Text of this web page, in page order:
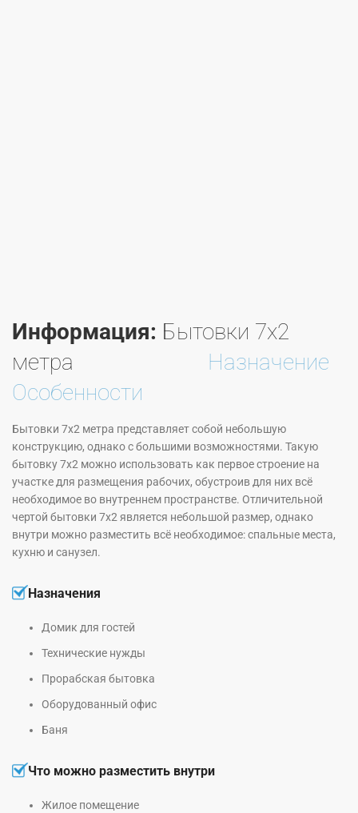
Информация: Бытовки 7х2
метра Назначение
Особенности
Бытовки 7х2 метра представляет собой небольшую
конструкцию, однако с большими возможностями. Такую
бытовку 7х2 можно использовать как первое строение на
участке для размещения рабочих, обустроив для них всё
необходимое во внутреннем пространстве. Отличительной
чертой бытовки 7х2 является небольшой размер, однако
внутри можно разместить всё необходимое: спальные места,
кухню и санузел.
Назначения
Домик для гостей
Технические нужды
Прорабская бытовка
Оборудованный офис
Баня
Что можно разместить внутри
Жилое помещение